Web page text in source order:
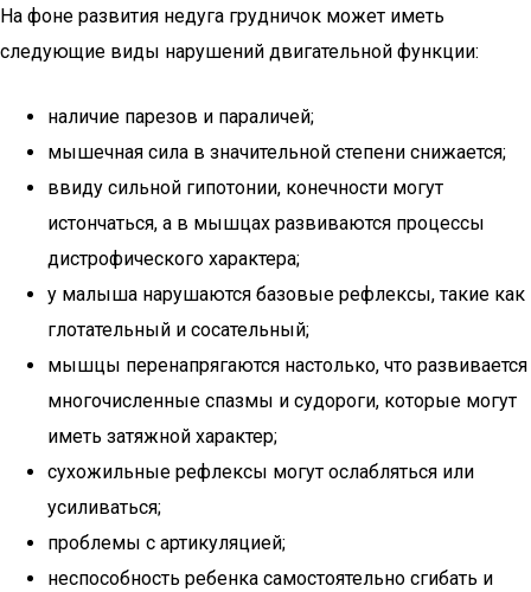
На фоне развития недуга грудничок может иметь
следующие виды нарушений двигательной функции:
наличие парезов и параличей;
мышечная сила в значительной степени снижается;
ввиду сильной гипотонии, конечности могут
истончаться, а в мышцах развиваются процессы
дистрофического характера;
у малыша нарушаются базовые рефлексы, такие как
глотательный и сосательный;
мышцы перенапрягаются настолько, что развивается
многочисленные спазмы и судороги, которые могут
иметь затяжной характер;
сухожильные рефлексы могут ослабляться или
усиливаться;
проблемы с артикуляцией;
неспособность ребенка самостоятельно сгибать и